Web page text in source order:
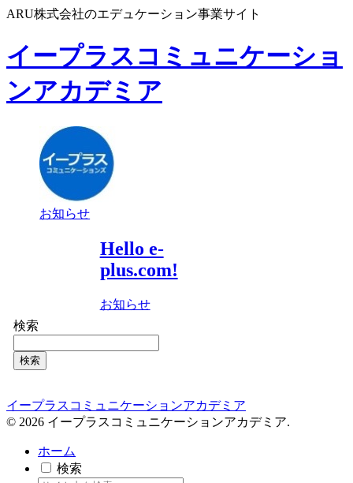
ARU株式会社のエデュケーション事業サイト
イープラスコミュニケーショ
ンアカデミア
お知らせ
Hello e-
plus.com!
お知らせ
検索
検索
イープラスコミュニケーションアカデミア
© 2026 イープラスコミュニケーションアカデミア.
ホーム
検索